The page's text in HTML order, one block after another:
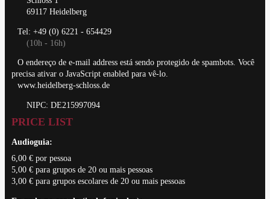
69117 Heidelberg
Tel: +49 (0) 6221 - 654429
(10h - 16h)
O endereço de e-mail address está sendo protegido de spambots. Você
precisa ativar o JavaScript enabled para vê-lo.
www.heidelberg-schloss.de
NIPC: DE215997094
PRICE LIST
Audioguia:
6,00 € por pessoa
5,00 € para grupos de 20 ou mais pessoas
3,00 € para grupos escolares de 20 ou mais pessoas